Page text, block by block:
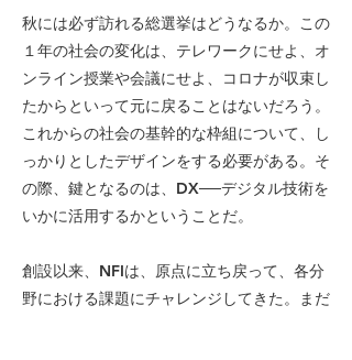
秋には必ず訪れる総選挙はどうなるか。この
１年の社会の変化は、テレワークにせよ、オ
ンライン授業や会議にせよ、コロナが収束し
たからといって元に戻ることはないだろう。
これからの社会の基幹的な枠組について、し
っかりとしたデザインをする必要がある。そ
の際、鍵となるのは、DX──デジタル技術を
いかに活用するかということだ。
創設以来、NFIは、原点に立ち戻って、各分
野における課題にチャレンジしてきた。まだ